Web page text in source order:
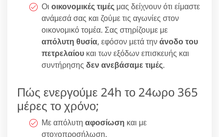
Οι οικονομικές τιμές μας δείχνουν ότι είμαστε
ανάμεσά σας και ζούμε τις αγωνίες στον
οικονομικό τομέα. Σας στηρίζουμε με
απόλυτη θυσία, εφόσον μετά τηνάνοδο του
πετρελαίου και των εξόδων επισκευής και
συντήρησης δεν ανεβάσαμε τιμές.
Πώς ενεργούμε 24h το 24ωρο 365
μέρες το χρόνο;
Με απόλυτη αφοσίωση και με
στοχοπροσήλωση.